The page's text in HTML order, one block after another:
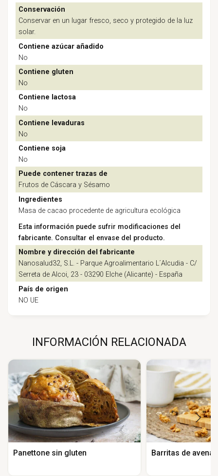
Conservación
Conservar en un lugar fresco, seco y protegido de la luz
solar.
Contiene azúcar añadido
No
Contiene gluten
No
Contiene lactosa
No
Contiene levaduras
No
Contiene soja
No
Puede contener trazas de
Frutos de Cáscara y Sésamo
Ingredientes
Masa de cacao procedente de agricultura ecológica
Esta información puede sufrir modificaciones del
fabricante. Consultar el envase del producto.
Nombre y dirección del fabricante
Nanosalud32, S.L. - Parque Agroalimentario L´Alcudia - C/
Serreta de Alcoi, 23 - 03290 Elche (Alicante) - España
País de origen
NO UE
INFORMACIÓN RELACIONADA
Panettone sin gluten Barritas de avena